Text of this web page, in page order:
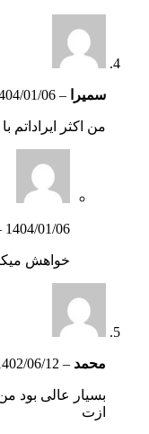
سمیرا –
01/06
من اکثر ایراداتم
1404/01/06
خواهش
محمد –
06/12
بسیار عالی
ازت